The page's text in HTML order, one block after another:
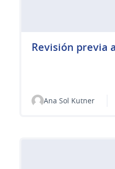
Revisión previa
Ana Sol Kutner